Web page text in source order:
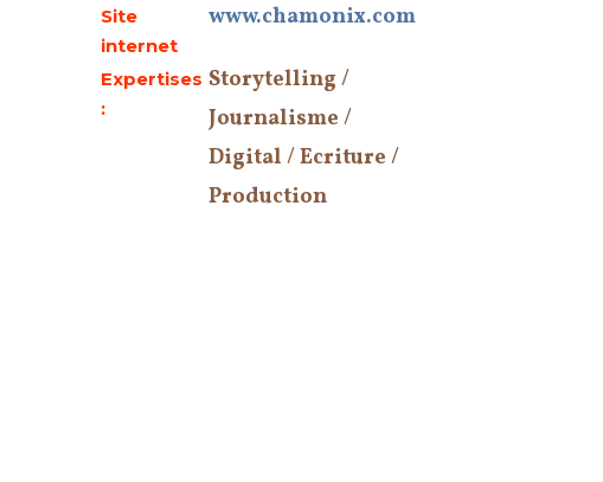
Site
internet
www.chamonix.com
Expertises
:
Storytelling /
Journalisme /
Digital / Ecriture /
Production